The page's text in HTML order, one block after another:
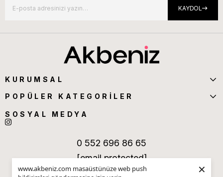
www.akbeniz.com masaüstünüze web push
×
KAYDOL
KURUMSAL
POPÜLER KATEGORİLER
SOSYAL MEDYA
0 552 696 86 65
[email protected]